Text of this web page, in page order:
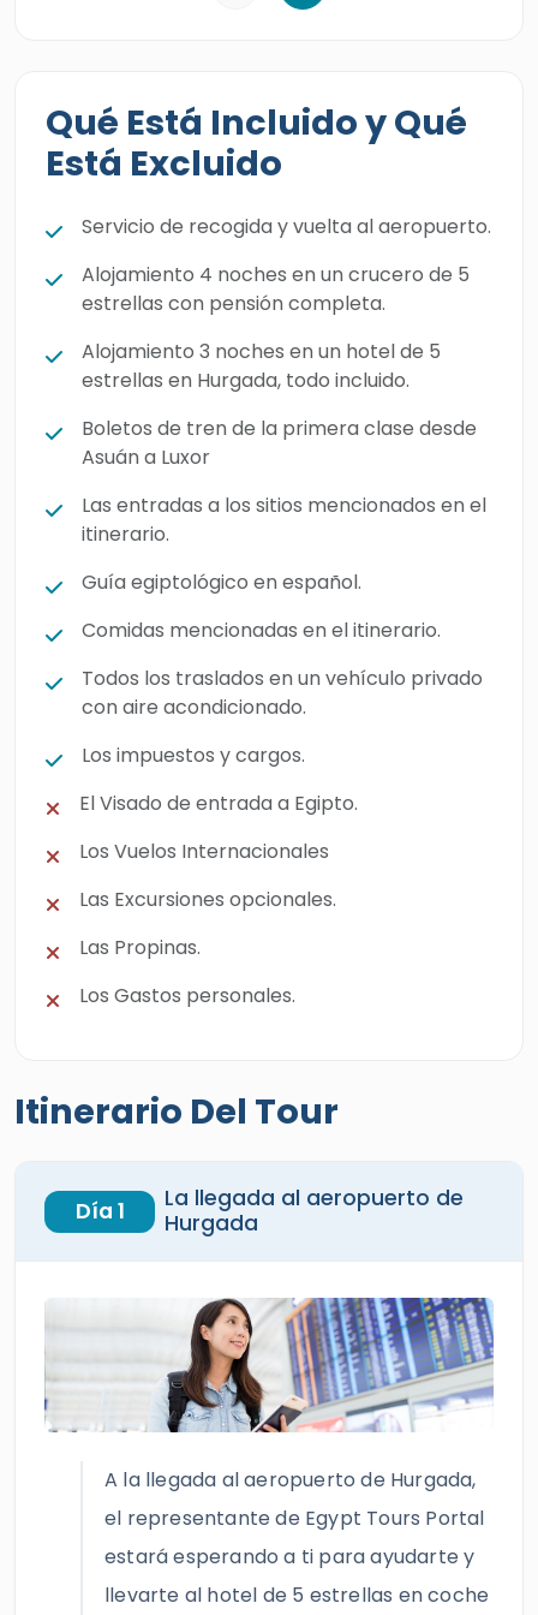
Está Excluido
Alojamiento 4 noches en un crucero de 5
estrellas con pensión completa.
Alojamiento 3 noches en un hotel de 5
estrellas en Hurgada, todo incluido.
Boletos de tren de la primera clase desde
Asuán a Luxor
Las entradas a los sitios mencionados en el
itinerario.
Guía egiptológico en español.
Comidas mencionadas en el itinerario.
Todos los traslados en un vehículo privado
con aire acondicionado.
Los impuestos y cargos.
El Visado de entrada a Egipto.
Los Vuelos Internacionales
Las Excursiones opcionales.
Las Propinas.
Los Gastos personales.
Hurgada
A la llegada al aeropuerto de Hurgada,
el representante de Egypt Tours Portal
estará esperando a ti para ayudarte y
llevarte al hotel de 5 estrellas en coche
privado con aire acondicionado para